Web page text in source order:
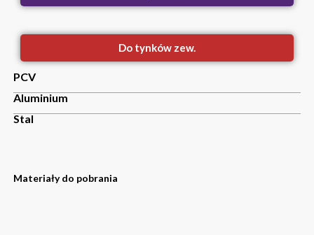
Do tynków zew.
PCV
Aluminium
Stal
Materiały do pobrania